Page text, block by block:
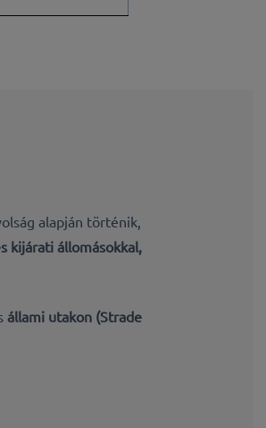
alapján történik,
kijárati állomásokkal,
állami utakon (Strade